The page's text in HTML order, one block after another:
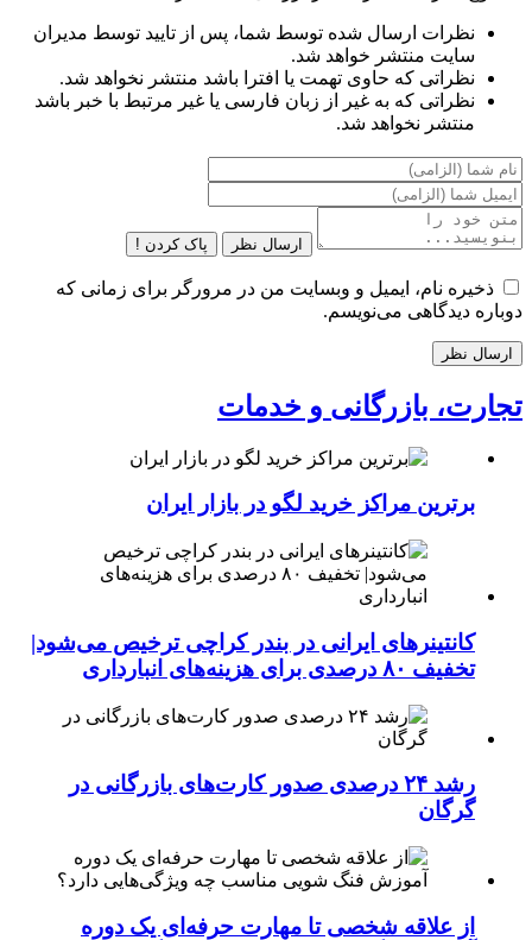
نظرات ارسال شده توسط شما، پس از تایید توسط مدیران
سایت منتشر خواهد شد.
نظراتی که حاوی تهمت یا افترا باشد منتشر نخواهد شد.
نظراتی که به غیر از زبان فارسی یا غیر مرتبط با خبر باشد
منتشر نخواهد شد.
ارسال نظر پاک کردن !
ذخیره نام، ایمیل و وبسایت من در مرورگر برای زمانی که
دوباره دیدگاهی می‌نویسم.
تجارت، بازرگانی و خدمات
برترین مراکز خرید لگو در بازار ایران
کانتینرهای ایرانی در بندر کراچی ترخیص می‌شود|
تخفیف ۸۰ درصدی برای هزینه‌های انبارداری
رشد ۲۴ درصدی صدور کارت‌های بازرگانی در
گرگان
از علاقه شخصی تا مهارت حرفه‌ای یک دوره